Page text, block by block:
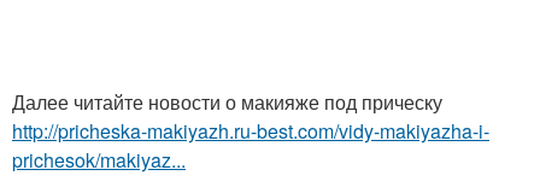
Далее читайте новости о макияже под прическу
http://pricheska-makiyazh.ru-best.com/vidy-makiyazha-i-
prichesok/makiyaz...